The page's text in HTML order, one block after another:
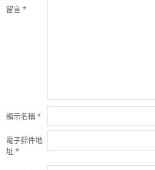
留言*
顯示名稱*
電子郵件地
址*